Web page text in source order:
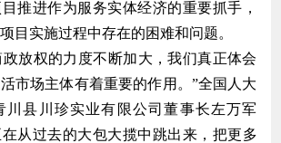
推进作为服务实体经济的重要抓手，
目实施过程中存在的困难和问题。
放权的力度不断加大，我们真正体会
市场主体有着重要的作用。”全国人大
川县川珍实业有限公司董事长左万军
从过去的大包大揽中跳出来，把更多